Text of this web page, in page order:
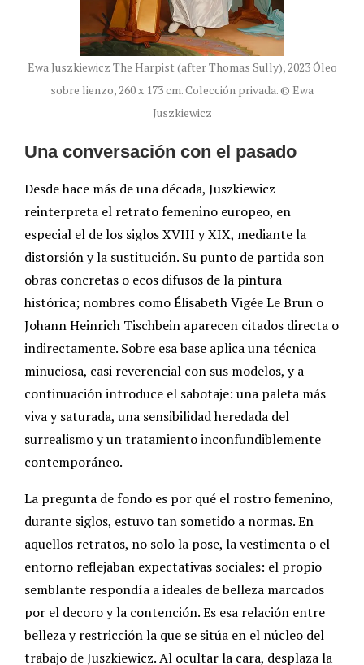
Ewa Juszkiewicz The Harpist (after Thomas Sully), 2023 Óleo
sobre lienzo, 260 x 173 cm. Colección privada. © Ewa
Juszkiewicz
Una conversación con el pasado
Desde hace más de una década, Juszkiewicz
reinterpreta el retrato femenino europeo, en
especial el de los siglos XVIII y XIX, mediante la
distorsión y la sustitución. Su punto de partida son
obras concretas o ecos difusos de la pintura
histórica; nombres como Élisabeth Vigée Le Brun o
Johann Heinrich Tischbein aparecen citados directa o
indirectamente. Sobre esa base aplica una técnica
minuciosa, casi reverencial con sus modelos, y a
continuación introduce el sabotaje: una paleta más
viva y saturada, una sensibilidad heredada del
surrealismo y un tratamiento inconfundiblemente
contemporáneo.
La pregunta de fondo es por qué el rostro femenino,
durante siglos, estuvo tan sometido a normas. En
aquellos retratos, no solo la pose, la vestimenta o el
entorno reflejaban expectativas sociales: el propio
semblante respondía a ideales de belleza marcados
por el decoro y la contención. Es esa relación entre
belleza y restricción la que se sitúa en el núcleo del
trabajo de Juszkiewicz. Al ocultar la cara, desplaza la